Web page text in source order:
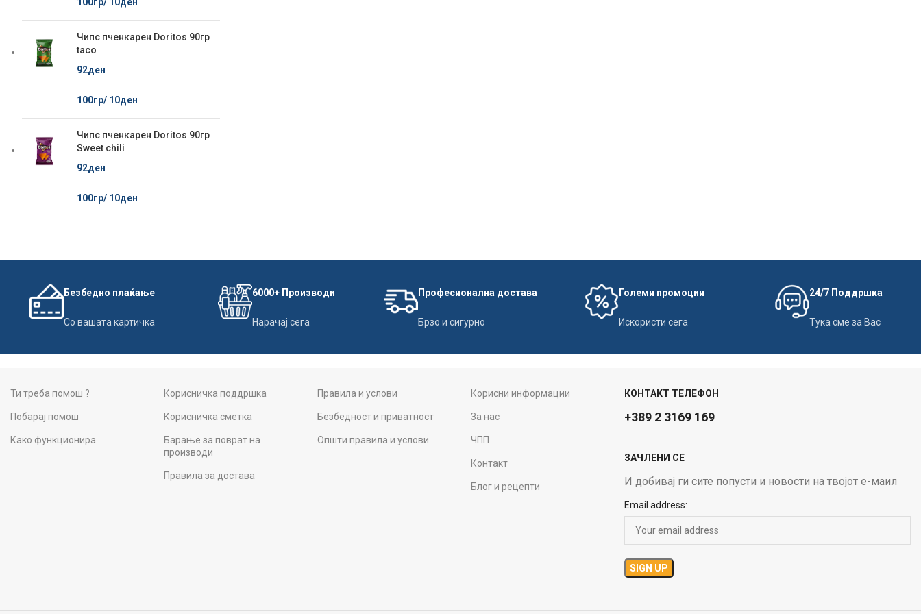
Чипс пченкарен Doritos 90гр
taco
92ден
100гр/ 10ден
Чипс пченкарен Doritos 90гр
Sweet chili
92ден
100гр/ 10ден
Безбедно плаќање
Со вашата картичка
6000+ Производи
Нарачај сега
Професионална достава
Брзо и сигурно
Големи промоции
Искористи сега
24/7 Поддршка
Тука сме за Вас
Ти треба помош ?
Побарај помош
Како функционира
Корисничка поддршка
Корисничка сметка
Барање за поврат на
производи
Правила за достава
Правила и услови
Безбедност и приватност
Општи правила и услови
Корисни информации
За нас
ЧПП
Контакт
Блог и рецепти
КОНТАКТ ТЕЛЕФОН
+389 2 3169 169
ЗАЧЛЕНИ СЕ
И добивај ги сите попусти и новости на твојот е-маил
Email address: